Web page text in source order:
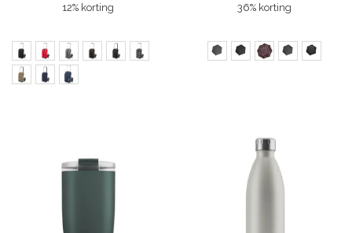
12% korting 36% korting